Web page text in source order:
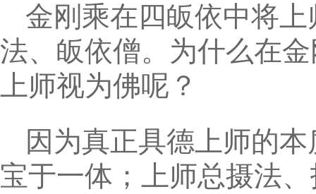
金刚乘在四皈依中将
法、皈依僧。为什么在
上师视为佛呢？
因为真正具德上师的
宝于一体；上师总摄法